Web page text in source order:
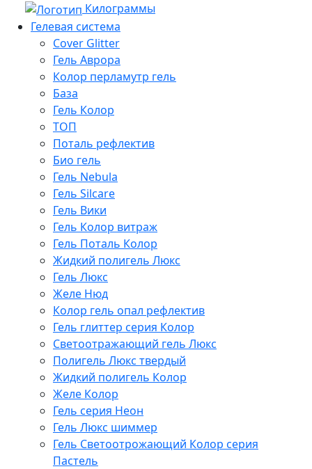
Килограммы
Гелевая система
Cover Glitter
Гель Аврора
Колор перламутр гель
База
Гель Колор
ТОП
Поталь рефлектив
Био гель
Гель Nebula
Гель Silcare
Гель Вики
Гель Колор витраж
Гель Поталь Колор
Жидкий полигель Люкс
Гель Люкс
Желе Нюд
Колор гель опал рефлектив
Гель глиттер серия Колор
Светоотражающий гель Люкс
Полигель Люкс твердый
Жидкий полигель Колор
Желе Колор
Гель серия Неон
Гель Люкс шиммер
Гель Светоотрожающий Колор серия
Пастель